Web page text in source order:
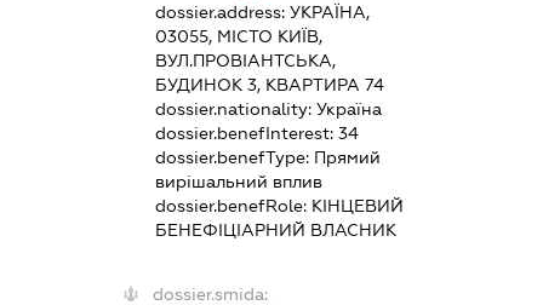
dossier.address: УКРАЇНА,
03055, МІСТО КИЇВ,
ВУЛ.ПРОВІАНТСЬКА,
БУДИНОК 3, КВАРТИРА 74
dossier.nationality: Україна
dossier.benefInterest: 34
dossier.benefType: Прямий
вирішальний вплив
dossier.benefRole: КІНЦЕВИЙ
БЕНЕФІЦІАРНИЙ ВЛАСНИК
dossier.smida: